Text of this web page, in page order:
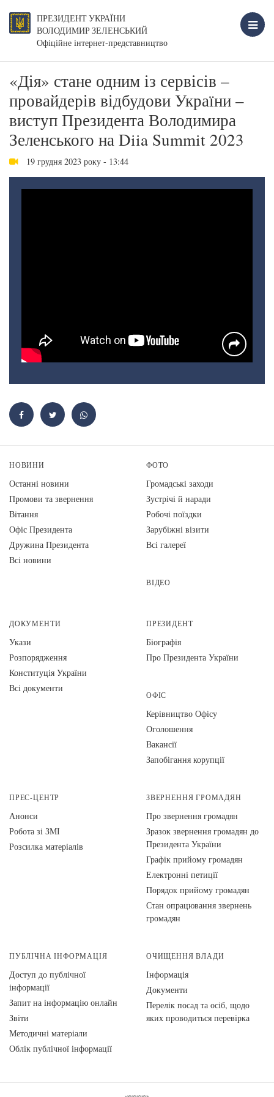
ПРЕЗИДЕНТ УКРАЇНИ
ВОЛОДИМИР ЗЕЛЕНСЬКИЙ
Офіційне інтернет-представництво
«Дія» стане одним із сервісів –
провайдерів відбудови України –
виступ Президента Володимира
Зеленського на Diia Summit 2023
19 грудня 2023 року - 13:44
НОВИНИ
Останні новини
Промови та звернення
Вiтання
Офіс Президента
Дружина Президента
Всі новини
ФОТО
Громадські заходи
Зустрічі й наради
Робочі поїздки
Зарубіжні візити
Всі галереї
ВІДЕО
ДОКУМЕНТИ
Укази
Розпорядження
Конституція України
Всі документи
ПРЕЗИДЕНТ
Біографія
Про Президента України
ОФІС
Керівництво Офісу
Оголошення
Вакансії
Запобігання корупції
ПРЕС-ЦЕНТР
Анонси
Робота зі ЗМІ
Розсилка матеріалів
ЗВЕРНЕННЯ ГРОМАДЯН
Про звернення громадян
Зразок звернення громадян до
Президента України
Графік прийому громадян
Електронні петиції
Порядок прийому громадян
Стан опрацювання звернень
громадян
ПУБЛІЧНА ІНФОРМАЦІЯ
Доступ до публічної
інформації
Запит на інформацію онлайн
Звіти
Методичні матеріали
Облік публічної інформації
ОЧИЩЕННЯ ВЛАДИ
Інформація
Документи
Перелік посад та осіб, щодо
яких проводиться перевірка